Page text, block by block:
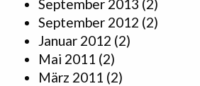
September 2013 (2)
September 2012 (2)
Januar 2012 (2)
Mai 2011 (2)
März 2011 (2)